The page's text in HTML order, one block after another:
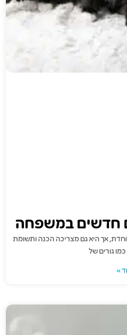
חדשים במשפחה
אך היא גם מצריכה הכנה ותשומת
גורים של
»